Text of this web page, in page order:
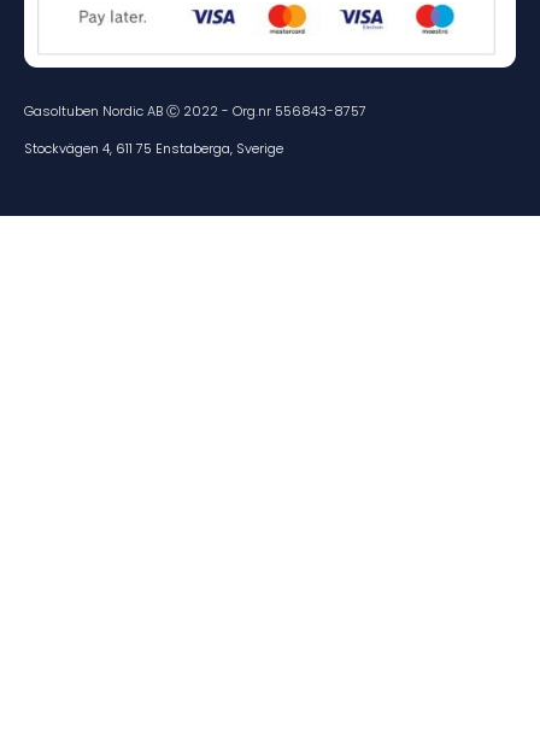
Gasoltuben Nordic AB Ⓒ 2022 - Org.nr 556843-8757
Stockvägen 4, 611 75 Enstaberga, Sverige